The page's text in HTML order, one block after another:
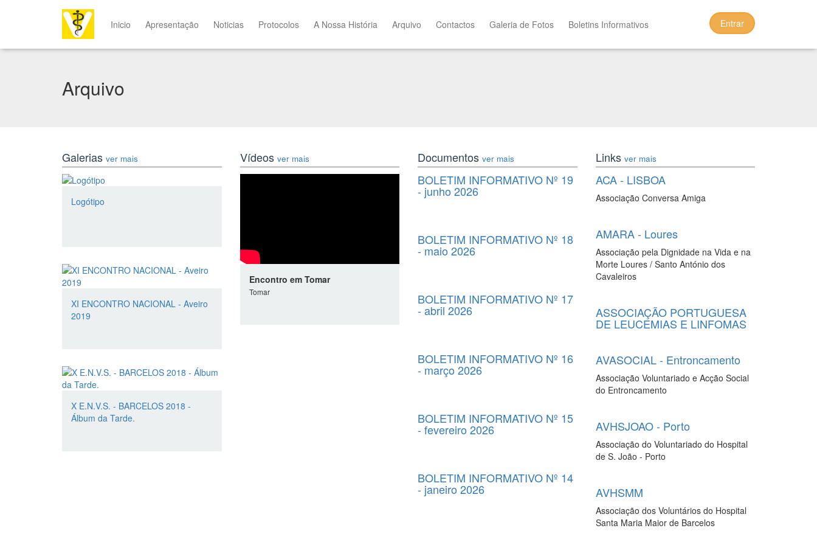
Inicio Apresentação Noticias Protocolos A Nossa História Arquivo Contactos Galeria de Fotos Boletins Informativos Entrar
Arquivo
Galerias ver mais
Logótipo
XI ENCONTRO NACIONAL - Aveiro
2019
X E.N.V.S. - BARCELOS 2018 -
Álbum da Tarde.
Vídeos ver mais
Encontro em Tomar
Tomar
Documentos ver mais
BOLETIM INFORMATIVO Nº 19
- junho 2026
BOLETIM INFORMATIVO Nº 18
- maio 2026
BOLETIM INFORMATIVO Nº 17
- abril 2026
BOLETIM INFORMATIVO Nº 16
- março 2026
BOLETIM INFORMATIVO Nº 15
- fevereiro 2026
BOLETIM INFORMATIVO Nº 14
- janeiro 2026
Links ver mais
ACA - LISBOA
Associação Conversa Amiga
AMARA - Loures
Associação pela Dignidade na Vida e na
Morte Loures / Santo António dos
Cavaleiros
ASSOCIAÇÃO PORTUGUESA
DE LEUCEMIAS E LINFOMAS
AVASOCIAL - Entroncamento
Associação Voluntariado e Acção Social
do Entroncamento
AVHSJOAO - Porto
Associação do Voluntariado do Hospital
de S. João - Porto
AVHSMM
Associação dos Voluntários do Hospital
Santa Maria Maior de Barcelos